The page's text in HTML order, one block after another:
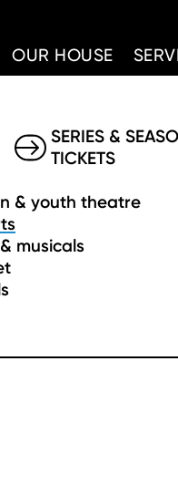
OUR HOUSE
& youth theatre
musicals
SERIES &
TICKETS